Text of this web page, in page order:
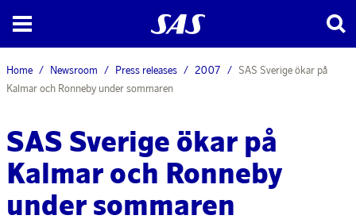
Home Newsroom Press releases 2007
SAS Sverige ökar på
Kalmar och Ronneby under sommaren
SAS Sverige ökar på
Kalmar och Ronneby
under sommaren